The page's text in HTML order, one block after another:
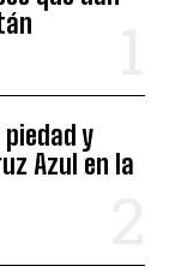
y
Azul en la